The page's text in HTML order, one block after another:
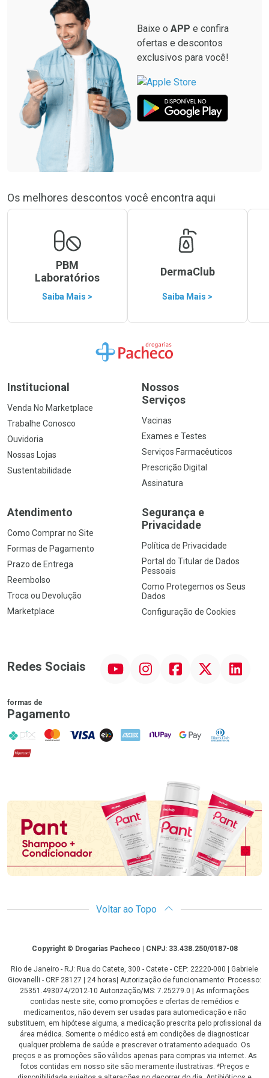
Baixe o APP e confira
ofertas e descontos
exclusivos para você!
Os melhores descontos você encontra aqui
PBM
Laboratórios
Saiba Mais >
DermaClub
Saiba Mais >
Ir para a Home
Institucional
Venda No Marketplace
Trabalhe Conosco
Ouvidoria
Nossas Lojas
Sustentabilidade
Nossos
Serviços
Vacinas
Exames e Testes
Serviços Farmacêuticos
Prescrição Digital
Assinatura
Atendimento
Como Comprar no Site
Formas de Pagamento
Prazo de Entrega
Reembolso
Troca ou Devolução
Marketplace
Segurança e
Privacidade
Política de Privacidade
Portal do Titular de Dados
Pessoais
Como Protegemos os Seus
Dados
Configuração de Cookies
Redes Sociais InstagramFacebook Linkedin
formas de
Pagamento
PIX MasterCard
VISA ELO AMEX NuPay Google PayDiners Club
Hipercard
Promoção em Destaque
Voltar ao Topo
CopyrightCopyright © Drogarias Pacheco | CNPJ: 33.438.250/0187-08
Rio de Janeiro - RJ: Rua do Catete, 300 - Catete - CEP: 22220-000 | Gabriele
Giovanelli - CRF 28127 | 24 horas| Autorização de funcionamento: Processo:
25351.493074/2012-10 Autorização/MS: 7.25279.0 | As informações
contidas neste site, como promoções e ofertas de remédios e
medicamentos, não devem ser usadas para automedicação e não
substituem, em hipótese alguma, a medicação prescrita pelo profissional da
área médica. Somente o médico está em condições de diagnosticar
qualquer problema de saúde e prescrever o tratamento adequado. Os
preços e as promoções são válidos apenas para compras via internet. As
fotos contidas em nosso site são meramente ilustrativas. *Preços e